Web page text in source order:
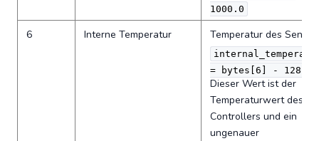
1000.0
6 Interne Temperatur Temperatur des
= bytes[6] - 128
Dieser Wert ist der
Temperaturwert des
Controllers und ein
ungenauer